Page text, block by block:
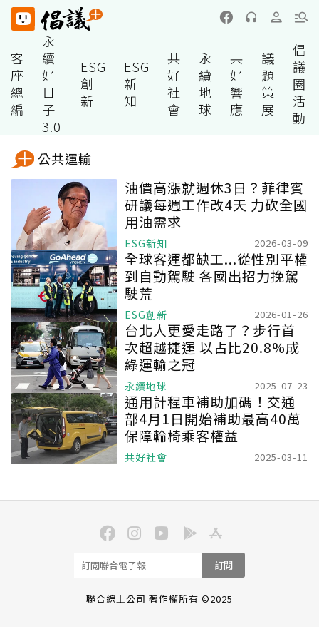
客
座
總
編
永
續
好
日
子
3.0
ESG
創
新
ESG
新
知
共
好
社
會
永
續
地
球
共
好
響
應
議
題
策
展
倡
議
圈
活
動
公共運輸
油價高漲就週休3日？菲律賓
研議每週工作改4天 力砍全國
用油需求
ESG新知 2026-03-09
全球客運都缺工...從性別平權
到自動駕駛 各國出招力挽駕
駛荒
ESG創新 2026-01-26
台北人更愛走路了？步行首
次超越捷運 以占比20.8%成
綠運輸之冠
永續地球 2025-07-23
通用計程車補助加碼！交通
部4月1日開始補助最高40萬
保障輪椅乘客權益
共好社會 2025-03-11
訂閱
聯合線上公司 著作權所有 ©2025